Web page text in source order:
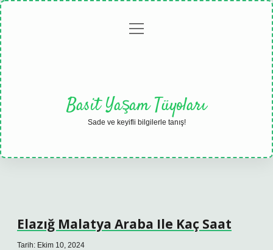
Gizlilikmenüyü
Basit Yaşam Tüyoları
Sade ve keyifli bilgilerle tanış!
Elazığ Malatya Araba Ile Kaç Saat
Tarih: Ekim 10, 2024